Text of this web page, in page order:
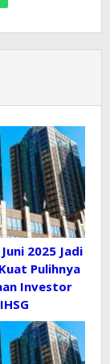
2025 Jadi
Pulihnya
Investor